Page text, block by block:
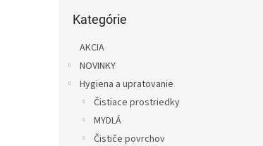
kategórie
Kategórie
AKCIA
NOVINKY
Hygiena a upratovanie
Čistiace prostriedky
MYDLÁ
Čističe povrchov